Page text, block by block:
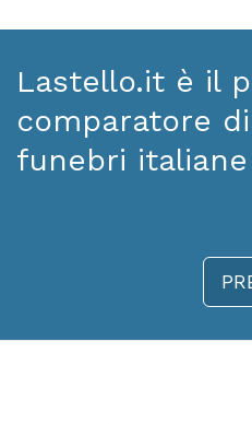
Lastello.it è il
comparatore
funebri italiane